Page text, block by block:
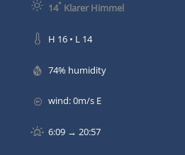
14° Klarer Himmel
H 16 • L 14
74% humidity
wind: 0m/s E
6:09 → 20:57